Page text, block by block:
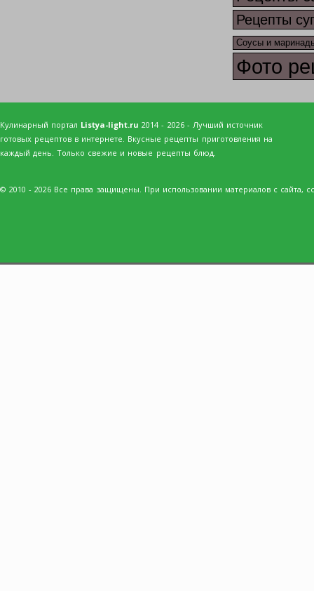
Рецепты
Соусы и
Фото
Кулинарный портал Listya-light.ru 2014 - 2026 - Лучший источник
готовых рецептов в интернете. Вкусные рецепты приготовления на
каждый день. Только свежие и новые рецепты блюд.
© 2010 - 2026 Все права защищены. При использовании материалов с сайта,